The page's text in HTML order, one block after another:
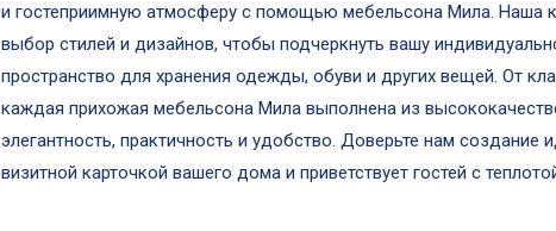
и гостеприимную атмосферу с помощью мебельсона Мила. Наша
выбор стилей и дизайнов, чтобы подчеркнуть вашу
пространство для хранения одежды, обуви и других вещей. От
каждая прихожая мебельсона Мила выполнена из
элегантность, практичность и удобство. Доверьте нам создание
визитной карточкой вашего дома и приветствует гостей с